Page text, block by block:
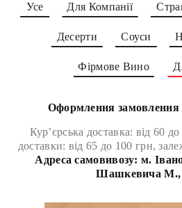
Усе Для Компанії
Десерти Соуси
Фірмове Вино
Оформлення замовлення
Кур’єрська доставка: від 60
доставки: від 65 до 100 грн,
Адреса самовивозу: м.
Шашкевича М.,